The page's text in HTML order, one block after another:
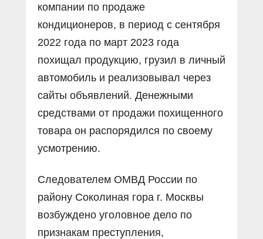
компании по продаже
кондиционеров, в период с сентября
2022 года по март 2023 года
похищал продукцию, грузил в личный
автомобиль и реализовывал через
сайты объявлений. Денежными
средствами от продажи похищенного
товара он распорядился по своему
усмотрению.
Следователем ОМВД России по
району Соколиная гора г. Москвы
возбуждено уголовное дело по
признакам преступления,